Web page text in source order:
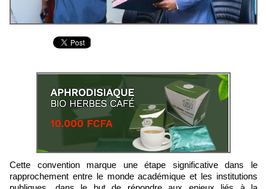
Cette convention marque une étape significative dans le
rapprochement entre le monde académique et les institutions